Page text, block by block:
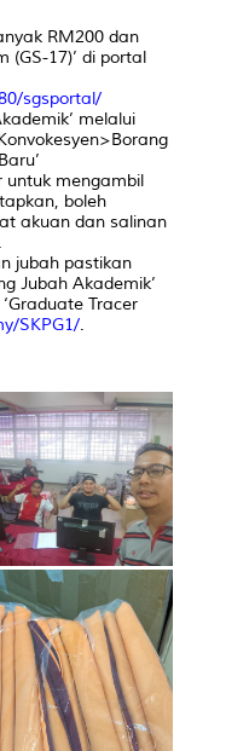
RM200 dan
(GS-17)’ di portal
sgsportal/
melalui
untuk mengambil
boleh
akuan dan salinan
jubah pastikan
Jubah Akademik’
Tracer
SKPG1/.